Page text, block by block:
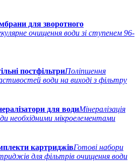
для зворотного
очищення води зі ступенем 96-
постфільтриПоліпшення
води на виході з фільтру
для водиМінералізація
необхідними мікроелементами
картриджівГотові набори
для фільтрів очищення води